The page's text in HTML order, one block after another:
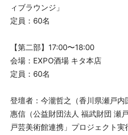
ィブラウンジ」
定員：60名
【第二部】17:00〜18:00
会場：EXPO酒場 キタ本店
定員：60名
登壇者：今瀧哲之（香川県瀬戸
惠信（公益財団法人 福武財団 瀬
戸芸美術館連携」プロジェクト